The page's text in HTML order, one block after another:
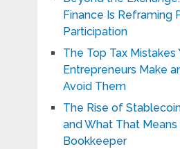
Finance Is Reframing
Participation
The Top Tax Mistakes
Entrepreneurs Make
Avoid Them
The Rise of
and What That
Bookkeeper